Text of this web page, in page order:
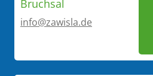
Bruchsal
info@zawisla.de